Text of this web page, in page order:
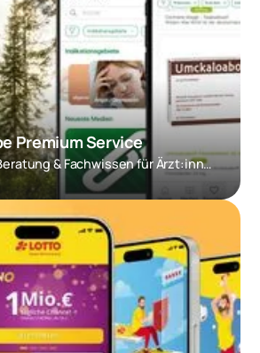
Premium Service
Digitale Beratung & Fachwissen für Ärzt:innen